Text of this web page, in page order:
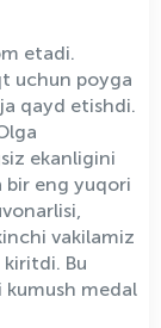
etadi.
uchun poyga
qayd etishdi.
ekanligini
bir eng yuqori
vakilamiz
kiritdi. Bu
kumush medal